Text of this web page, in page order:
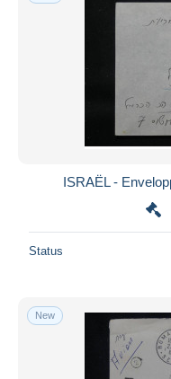
ISRAËL -
Status
New